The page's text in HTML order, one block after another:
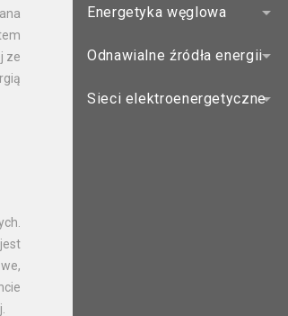
ze
Energetyka węglowa
Odnawialne źródła energii
Sieci elektroenergetyczne